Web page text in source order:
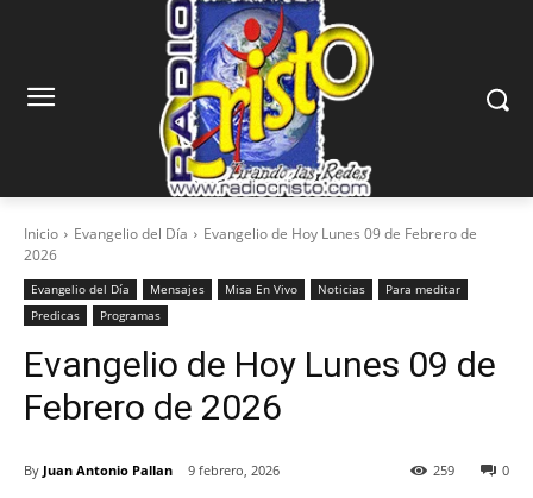
Inicio Evangelio del Día
Evangelio de Hoy Lunes 09 de Febrero de
2026
Evangelio del Día Mensajes Misa En Vivo Noticias
Para meditar
Predicas
Programas
Evangelio de Hoy Lunes 09 de
Febrero de 2026
By Juan Antonio Pallan 9 febrero, 2026 0
259